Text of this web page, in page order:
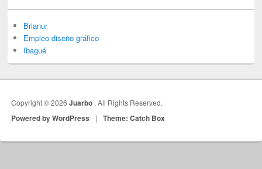
Brianur
Empleo diseño gráfico
Ibagué
Copyright © 2026Juarbo . All Rights Reserved.
Powered by WordPress | Theme: Catch Box